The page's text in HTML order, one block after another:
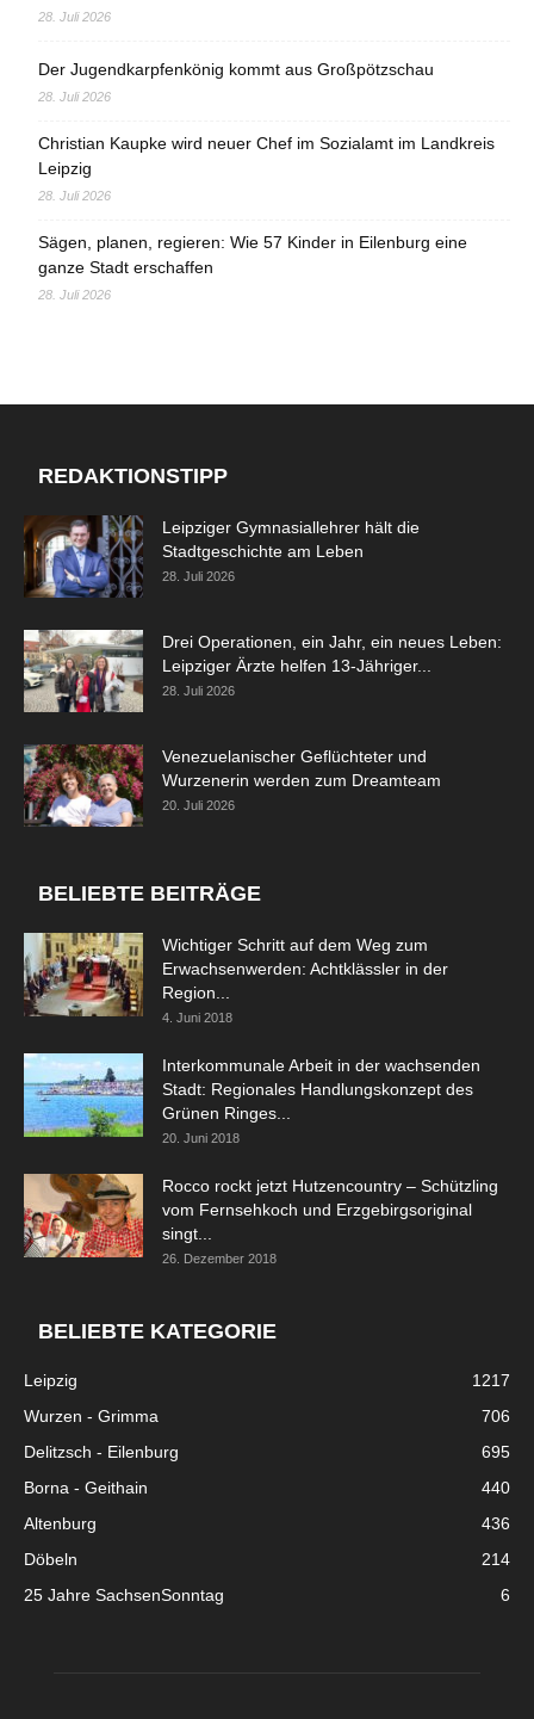
28. Juli 2026
Der Jugendkarpfenkönig kommt aus Großpötzschau
28. Juli 2026
Christian Kaupke wird neuer Chef im Sozialamt im Landkreis
Leipzig
28. Juli 2026
Sägen, planen, regieren: Wie 57 Kinder in Eilenburg eine
ganze Stadt erschaffen
28. Juli 2026
REDAKTIONSTIPP
Leipziger Gymnasiallehrer hält die
Stadtgeschichte am Leben
28. Juli 2026
Drei Operationen, ein Jahr, ein neues Leben:
Leipziger Ärzte helfen 13-Jähriger...
28. Juli 2026
Venezuelanischer Geflüchteter und
Wurzenerin werden zum Dreamteam
20. Juli 2026
BELIEBTE BEITRÄGE
Wichtiger Schritt auf dem Weg zum
Erwachsenwerden: Achtklässler in der
Region...
4. Juni 2018
Interkommunale Arbeit in der wachsenden
Stadt: Regionales Handlungskonzept des
Grünen Ringes...
20. Juni 2018
Rocco rockt jetzt Hutzencountry – Schützling
vom Fernsehkoch und Erzgebirgsoriginal
singt...
26. Dezember 2018
BELIEBTE KATEGORIE
Leipzig
1217
Wurzen - Grimma
706
Delitzsch - Eilenburg
695
Borna - Geithain
440
Altenburg
436
Döbeln
214
25 Jahre SachsenSonntag
6